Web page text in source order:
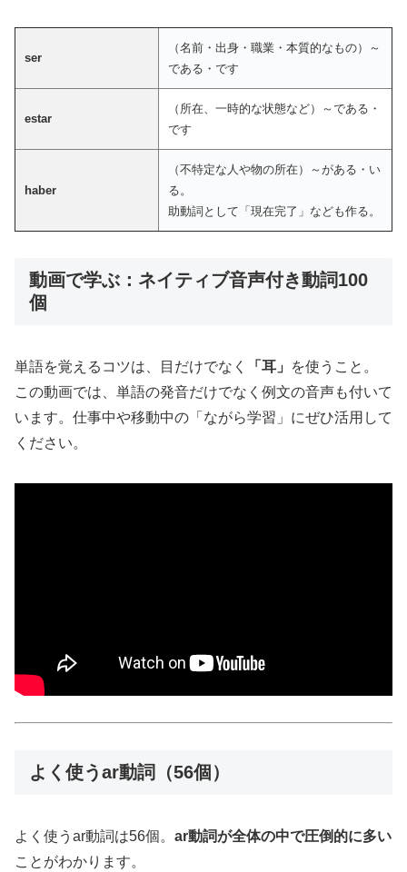
ser
（名前・出身・職業・本質的なもの）～
である・です
estar
（所在、一時的な状態など）～である・
です
haber
（不特定な人や物の所在）～がある・い
る。
助動詞として「現在完了」なども作る。
動画で学ぶ：ネイティブ音声付き動詞100
個
単語を覚えるコツは、目だけでなく 「耳」
を使うこと。
この動画では、単語の発音だけでなく例文の音声も付いて
います。仕事中や移動中の「ながら学習」にぜひ活用して
ください。
よく使うar動詞（56個）
よく使うar動詞は56個。 ar動詞が全体の中で圧倒的に多い
ことがわかります。